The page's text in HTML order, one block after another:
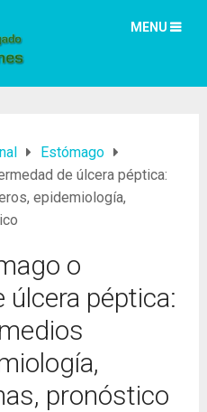
MENU
Estómago
de úlcera péptica:
epidemiología,
o
péptica:
pronóstico